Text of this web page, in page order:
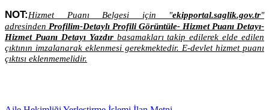
NOT:Hizmet Puanı Belgesi için "ekipportal.saglik.gov.tr"
adresinden Profilim-Detaylı Profili Görüntüle- Hizmet Puanı Detayı-
Hizmet Puanı Detayı Yazdır basamakları takip edilerek elde edilen
çıktının imzalanarak eklenmesi gerekmektedir. E-devlet hizmet puanı
çıktısı eklenmemelidir.